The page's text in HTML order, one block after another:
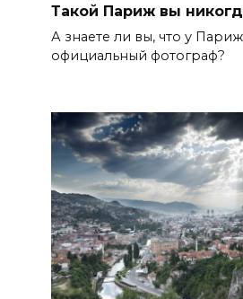
Такой Париж вы
А знаете ли вы, что у
официальный фотограф?